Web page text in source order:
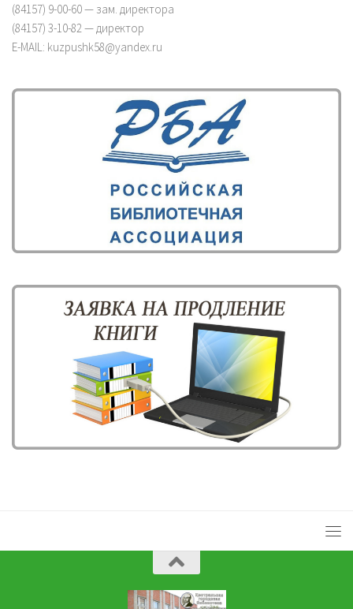
(84157) 9-00-60 — зам. директора
(84157) 3-10-82 — директор
E-MAIL: kuzpushk58@yandex.ru